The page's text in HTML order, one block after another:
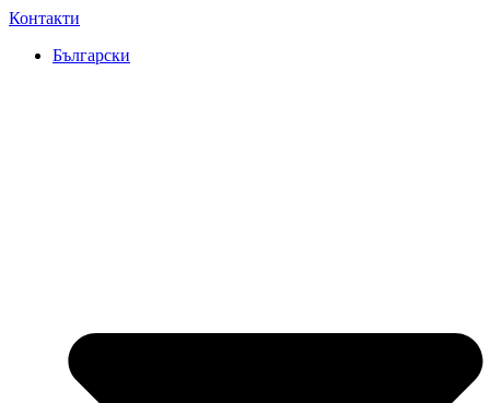
Преминаване
съдържанието
Контакти
Български